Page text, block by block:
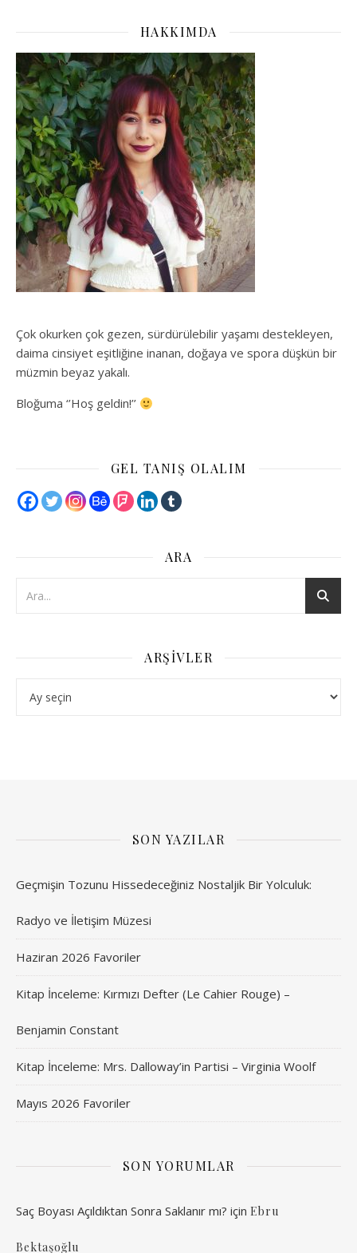
HAKKIMDA
Çok okurken çok gezen, sürdürülebilir yaşamı destekleyen,
daima cinsiyet eşitliğine inanan, doğaya ve spora düşkün bir
müzmin beyaz yakalı.
Bloğuma ‘’Hoş geldin!’’
GEL TANIŞ OLALIM
ARA
ARŞIVLER
SON YAZILAR
Geçmişin Tozunu Hissedeceğiniz Nostaljik Bir Yolculuk:
Radyo ve İletişim Müzesi
Haziran 2026 Favoriler
Kitap İnceleme: Kırmızı Defter (Le Cahier Rouge) –
Benjamin Constant
Kitap İnceleme: Mrs. Dalloway’in Partisi – Virginia Woolf
Mayıs 2026 Favoriler
SON YORUMLAR
Saç Boyası Açıldıktan Sonra Saklanır mı? için Ebru
Bektaşoğlu